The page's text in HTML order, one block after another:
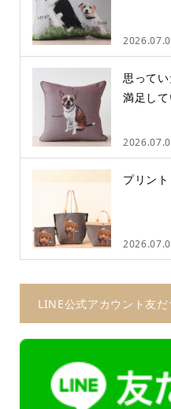
思って
満足し
プリン
LINE公式アカウント友だ